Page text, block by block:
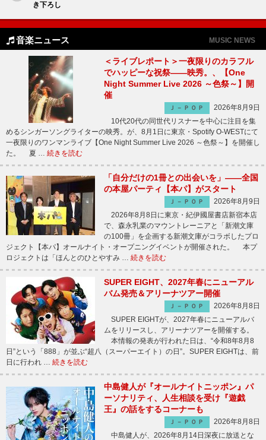
き下ろし
音楽ニュース MUSIC NEWS
＜ライブレポート＞一夜限りのカラフル
でハッピーな祝祭――映秀。、【One
Night Summer Live 2026 ～色祭～】開
催
Ｊ－ＰＯＰ
2026年8月9日
10代20代の同世代リスナーを中心に注目を集
めるシンガーソングライターの映秀。が、8月1日に東京・Spotify O-WESTにて
一夜限りのワンマンライブ【One Night Summer Live 2026 ～色祭～】を開催し
た。 夏 … 続きを読む
「自分だけの1冊との出会いを」――全国
の本屋パーティ【本パ】がスタート
Ｊ－ＰＯＰ
2026年8月9日
2026年8月8日に東京・紀伊國屋書店新宿本店
で、森永乳業のマウントレーニアと「新潮文庫
の100冊」を企画する新潮文庫がコラボしたプロ
ジェクト【本パ】オールナイト・オープニングイベントが開催された。 本プ
ロジェクトは「ほんとのひとやすみ … 続きを読む
SUPER EIGHT、2027年春にニューアル
バム発売＆アリーナツアー開催
Ｊ－ＰＯＰ
2026年8月8日
SUPER EIGHTが、2027年春にニューアルバ
ムをリリースし、アリーナツアーを開催する。
本情報の発表が行われた日は、“令和8年8月8
日”という「888」が並ぶ“超八（スーパーエイト）の日”。SUPER EIGHTは、前
日に行われ … 続きを読む
中島健人が『オールナイトニッポン』パ
ーソナリティ、人生相談を受け『遊戯
王』の話をするコーナーも
Ｊ－ＰＯＰ
2026年8月8日
中島健人が、2026年8月14日深夜に放送とな